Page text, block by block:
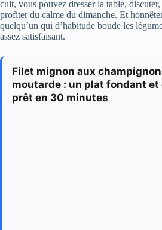
cuit, vous pouvez dresser la table,
profiter du calme du dimanche. Et
quelqu’un qui d’habitude boude les
assez satisfaisant.
Filet mignon aux
moutarde : un plat fondant et
prêt en 30 minutes